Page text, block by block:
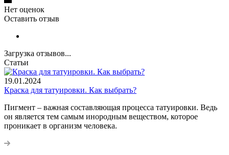
Нет оценок
Оставить отзыв
Загрузка отзывов...
Статьи
19.01.2024
Краска для татуировки. Как выбрать?
Пигмент – важная составляющая процесса татуировки. Ведь
он является тем самым инородным веществом, которое
проникает в организм человека.